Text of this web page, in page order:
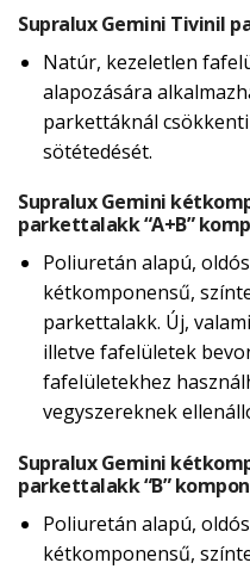
Supralux Gemini Tivinil
Natúr, kezeletlen
alapozására
parkettáknál
sötétedését.
Supralux Gemini
parkettalakk “A+B”
Poliuretán alapú,
kétkomponensű,
parkettalakk. Új,
illetve fafelületek
fafelületekhez
vegyszereknek
Supralux Gemini
parkettalakk “B”
Poliuretán alapú,
kétkomponensű,